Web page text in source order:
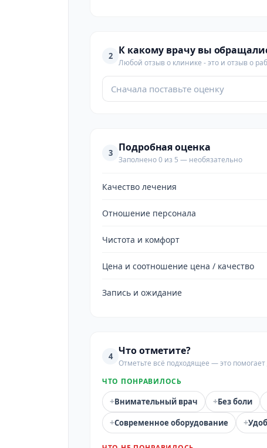
2 К какому врачу вы
Любой отзыв о клинике - это и отзыв о
Сначала поставьте оценку
3 Подробная оценка
Заполнено 0 из 5 — необязательно
Качество лечения
Отношение персонала
Чистота и комфорт
Цена и соотношение цена / качество
Запись и ожидание
4 Что отметите?
Отметьте всё подходящее — это
ЧТО ПОНРАВИЛОСЬ
+Внимательный врач +Без боли
+Современное оборудование +